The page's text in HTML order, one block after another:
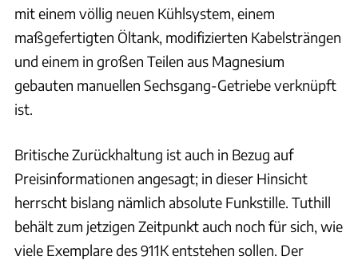
mit einem völlig neuen Kühlsystem, einem
maßgefertigten Öltank, modifizierten Kabelsträngen
und einem in großen Teilen aus Magnesium
gebauten manuellen Sechsgang-Getriebe verknüpft
ist.
Britische Zurückhaltung ist auch in Bezug auf
Preisinformationen angesagt; in dieser Hinsicht
herrscht bislang nämlich absolute Funkstille. Tuthill
behält zum jetzigen Zeitpunkt auch noch für sich, wie
viele Exemplare des 911K entstehen sollen. Der